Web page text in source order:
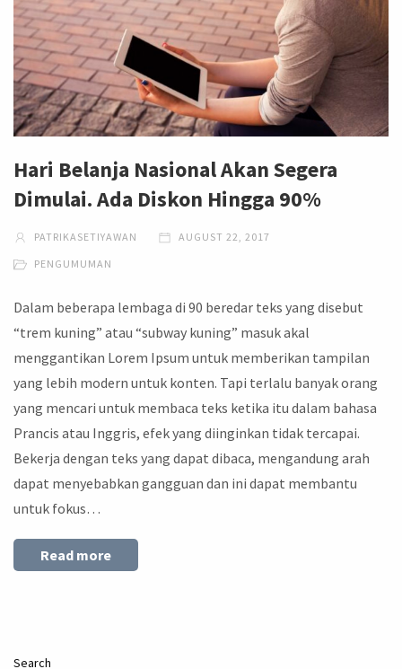
Hari Belanja Nasional Akan Segera
Dimulai. Ada Diskon Hingga 90%
PATRIKASETIYAWAN AUGUST 22, 2017
PENGUMUMAN
Dalam beberapa lembaga di 90 beredar teks yang disebut
“trem kuning” atau “subway kuning” masuk akal
menggantikan Lorem Ipsum untuk memberikan tampilan
yang lebih modern untuk konten. Tapi terlalu banyak orang
yang mencari untuk membaca teks ketika itu dalam bahasa
Prancis atau Inggris, efek yang diinginkan tidak tercapai.
Bekerja dengan teks yang dapat dibaca, mengandung arah
dapat menyebabkan gangguan dan ini dapat membantu
untuk fokus…
Read more
Search